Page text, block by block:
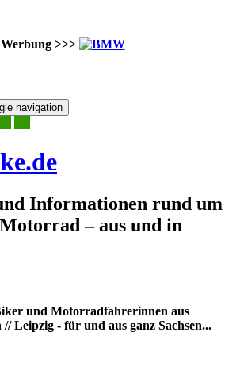
Werbung >>>
navigation
Informationen rund um
– aus und in
und Motorradfahrerinnen aus
Leipzig - für und aus ganz Sachsen...